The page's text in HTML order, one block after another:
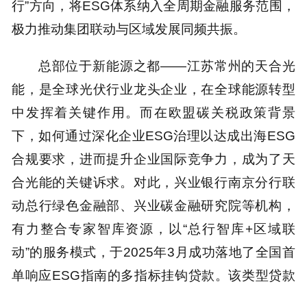
行”方向，将ESG体系纳入全周期金融服务范围，
极力推动集团联动与区域发展同频共振。
总部位于新能源之都——江苏常州的天合光
能，是全球光伏行业龙头企业，在全球能源转型
中发挥着关键作用。而在欧盟碳关税政策背景
下，如何通过深化企业ESG治理以达成出海ESG
合规要求，进而提升企业国际竞争力，成为了天
合光能的关键诉求。对此，兴业银行南京分行联
动总行绿色金融部、兴业碳金融研究院等机构，
有力整合专家智库资源，以“总行智库+区域联
动”的服务模式，于2025年3月成功落地了全国首
单响应ESG指南的多指标挂钩贷款。该类型贷款